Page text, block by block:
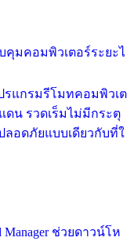
คุมคอมพิวเตอร์ระยะไ
รแกรมรีโมทคอมพิวเต
น รวดเร็มไม่มีกระตุ
อดภัยแบบเดียวกับที่ใ
Manager ช่วยดาวน์โห